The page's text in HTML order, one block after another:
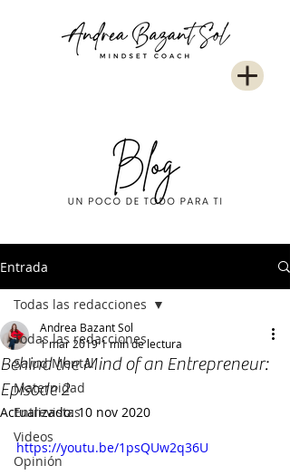
Entrada
Todas las redacciones
Salud Mental
Maternidad
Entrevistas
Videos
Opinión
Todas las redacciones
Behind the Mind of an Entrepreneur:
Episode 2
Andrea Bazant Sol
1 mar 2019 1 min de lectura
Actualizado:10 nov 2020
https://youtu.be/1psQUw2q36U